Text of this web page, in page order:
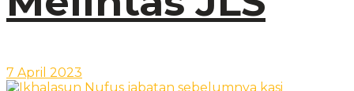
7 April 2023